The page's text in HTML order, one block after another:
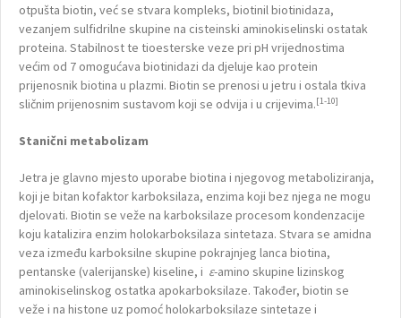
otpušta biotin, već se stvara kompleks, biotinil biotinidaza,
vezanjem sulfidrilne skupine na cisteinski aminokiselinski ostatak
proteina. Stabilnost te tioesterske veze pri pH vrijednostima
većim od 7 omogućava biotinidazi da djeluje kao protein
prijenosnik biotina u plazmi. Biotin se prenosi u jetru i ostala tkiva
sličnim prijenosnim sustavom koji se odvija i u crijevima.[1-10]
Stanični metabolizam
Jetra je glavno mjesto uporabe biotina i njegovog metaboliziranja,
koji je bitan kofaktor karboksilaza, enzima koji bez njega ne mogu
djelovati. Biotin se veže na karboksilaze procesom kondenzacije
koju katalizira enzim holokarboksilaza sintetaza. Stvara se amidna
veza između karboksilne skupine pokrajnjeg lanca biotina,
pentanske (valerijanske) kiseline, i ε-amino skupine lizinskog
aminokiselinskog ostatka apokarboksilaze. Također, biotin se
veže i na histone uz pomoć holokarboksilaze sintetaze i